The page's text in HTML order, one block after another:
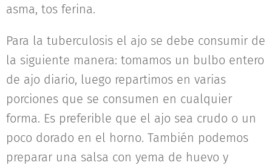
asma, tos ferina.
Para la tuberculosis el ajo se debe consumir de
la siguiente manera: tomamos un bulbo entero
de ajo diario, luego repartimos en varias
porciones que se consumen en cualquier
forma. Es preferible que el ajo sea crudo o un
poco dorado en el horno. También podemos
preparar una salsa con yema de huevo y